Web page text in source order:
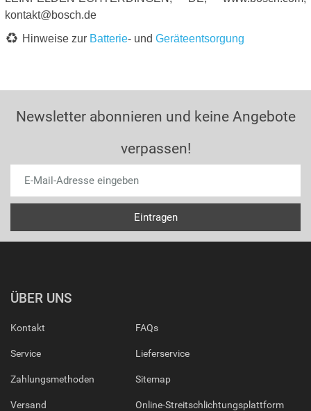
kontakt@bosch.de
Hinweise zur Batterie- und Geräteentsorgung
Newsletter abonnieren und keine Angebote
verpassen!
ÜBER UNS
Kontakt
Service
Zahlungsmethoden
Versand
FAQs
Lieferservice
Sitemap
Online-Streitschlichtungsplattform